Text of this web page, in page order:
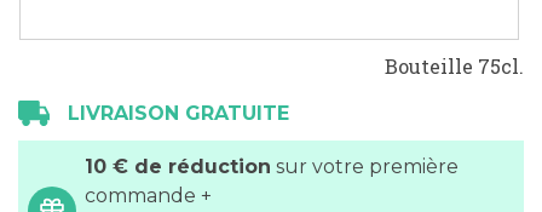
Bouteille 75cl.
LIVRAISON GRATUITE
10 € de réduction sur votre première
commande +